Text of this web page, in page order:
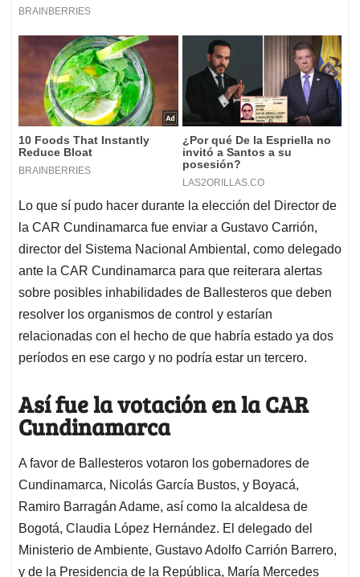
Lo que sí pudo hacer durante la elección del Director de
la CAR Cundinamarca fue enviar a Gustavo Carrión,
director del Sistema Nacional Ambiental, como delegado
ante la CAR Cundinamarca para que reiterara alertas
sobre posibles inhabilidades de Ballesteros que deben
resolver los organismos de control y estarían
relacionadas con el hecho de que habría estado ya dos
períodos en ese cargo y no podría estar un tercero.
Así fue la votación en la CAR
Cundinamarca
A favor de Ballesteros votaron los gobernadores de
Cundinamarca, Nicolás García Bustos, y Boyacá,
Ramiro Barragán Adame, así como la alcaldesa de
Bogotá, Claudia López Hernández. El delegado del
Ministerio de Ambiente, Gustavo Adolfo Carrión Barrero,
y de la Presidencia de la República, María Mercedes